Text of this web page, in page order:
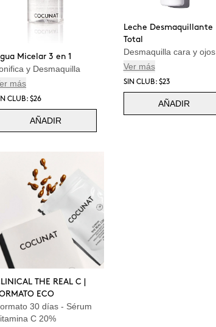
Micelar 3 en 1
y Desmaquilla
más
CLUB: $26
AÑADIR
Leche Desmaquillante
Total
Desmaquilla cara y ojos
Ver más
SIN CLUB: $23
AÑADIR
THE REAL C |
ECO
30 días - Sérum
C 20%